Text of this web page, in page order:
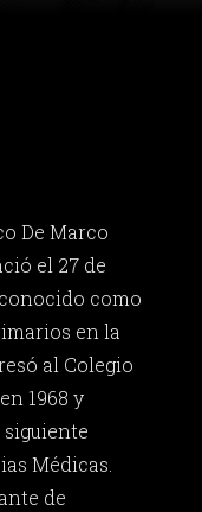
De Marco
el 27 de
como
en la
al Colegio
1968 y
siguiente
Médicas.
de